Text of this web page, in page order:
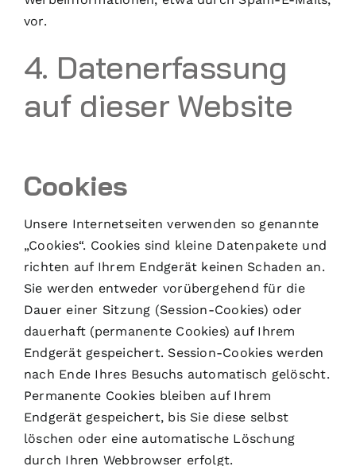
vor.
4. Datenerfassung
auf dieser Website
Cookies
Unsere Internetseiten verwenden so genannte
„Cookies“. Cookies sind kleine Datenpakete und
richten auf Ihrem Endgerät keinen Schaden an.
Sie werden entweder vorübergehend für die
Dauer einer Sitzung (Session-Cookies) oder
dauerhaft (permanente Cookies) auf Ihrem
Endgerät gespeichert. Session-Cookies werden
nach Ende Ihres Besuchs automatisch gelöscht.
Permanente Cookies bleiben auf Ihrem
Endgerät gespeichert, bis Sie diese selbst
löschen oder eine automatische Löschung
durch Ihren Webbrowser erfolgt.